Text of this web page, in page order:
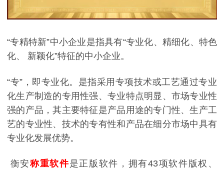
“专精特新”中小企业是指具有“专业化、精细化、特色
化、 新颖化”特征的中小企业。
“专”，即专业化。是指采用专项技术或工艺通过专业
化生产制造的专用性强、专业特点明显、市场专业性
强的产品，其主要特征是产品用途的专门性、生产工
艺的专业性、技术的专有性和产品在细分市场中具有
专业化发展优势。
衡安称重软件是正版软件，拥有43项软件版权、